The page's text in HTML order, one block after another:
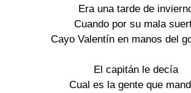
Era una tarde de
Cuando por su mala
Cayo Valentín en manos del
El capitán le decía
Cual es la gente que